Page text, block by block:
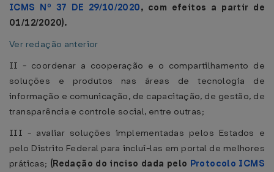
ICMS Nº 37 DE 29/10/2020, com efeitos a partir de
01/12/2020).
Ver redação anterior
II - coordenar a cooperação e o compartilhamento de
soluções e produtos nas áreas de tecnologia de
informação e comunicação, de capacitação, de gestão, de
transparência e controle social, entre outras;
III - avaliar soluções implementadas pelos Estados e
pelo Distrito Federal para incluí-las em portal de melhores
práticas; (Redação do inciso dada pelo Protocolo ICMS